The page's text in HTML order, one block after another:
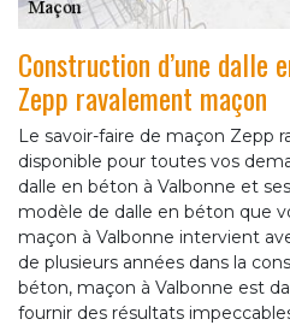
Construction d’une dalle
Zepp ravalement maçon
Le savoir-faire de maçon Zepp
disponible pour toutes vos
dalle en béton à Valbonne et
modèle de dalle en béton que
maçon à Valbonne intervient
de plusieurs années dans la
béton, maçon à Valbonne est
fournir des résultats